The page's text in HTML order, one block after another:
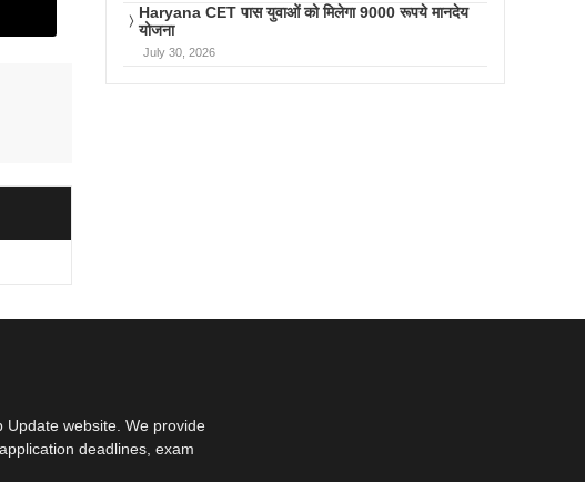
Haryana CET पास युवाओं को मिलेगा 9000 रूपये मानदेय
योजना
July 30, 2026
website. We provide
deadlines, exam